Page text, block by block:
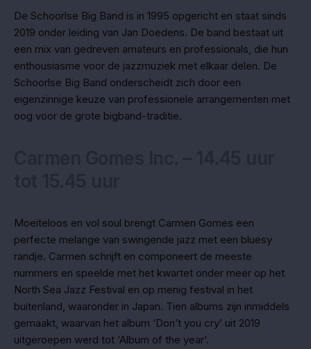
De Schoorlse Big Band is in 1995 opgericht en staat sinds
2019 onder leiding van Jan Doedens. De band bestaat uit
een mix van gedreven amateurs en professionals, die hun
enthousiasme voor de jazzmuziek met elkaar delen. De
Schoorlse Big Band onderscheidt zich door een
eigenzinnige keuze van professionele arrangementen met
oog voor de grote bigband-traditie.
Moeiteloos en vol soul brengt Carmen Gomes een
perfecte melange van swingende jazz met een bluesy
randje. Carmen schrijft en componeert de meeste
nummers en speelde met het kwartet onder meer op het
North Sea Jazz Festival en op menig festival in het
buitenland, waaronder in Japan. Tien albums zijn inmiddels
gemaakt, waarvan het album ‘Don’t you cry’ uit 2019
uitgeroepen werd tot ‘Album of the year’.